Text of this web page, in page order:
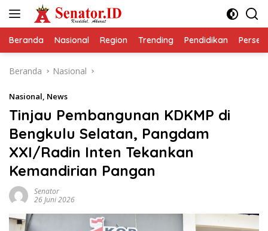
Beranda Nasional Region Trending Pendidikan
Beranda Nasional
Nasional, News
Tinjau Pembangunan KDKMP di
Bengkulu Selatan, Pangdam
XXI/Radin Inten Tekankan
Kemandirian Pangan
Senator
26 Juni 2026